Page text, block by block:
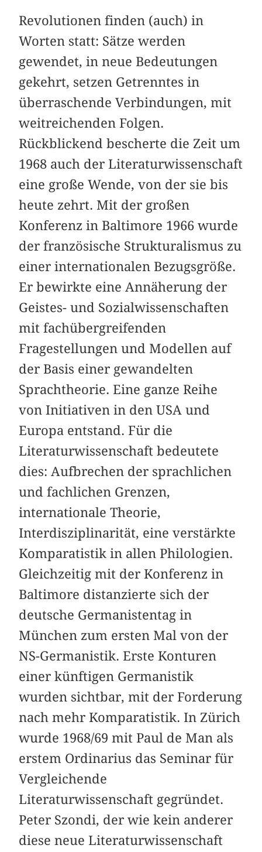
Revolutionen finden (auch) in
Worten statt: Sätze werden
gewendet, in neue Bedeutungen
gekehrt, setzen Getrenntes in
überraschende Verbindungen, mit
weitreichenden Folgen.
Rückblickend bescherte die Zeit um
1968 auch der Literaturwissenschaft
eine große Wende, von der sie bis
heute zehrt. Mit der großen
Konferenz in Baltimore 1966 wurde
der französische Strukturalismus zu
einer internationalen Bezugsgröße.
Er bewirkte eine Annäherung der
Geistes- und Sozialwissenschaften
mit fachübergreifenden
Fragestellungen und Modellen auf
der Basis einer gewandelten
Sprachtheorie. Eine ganze Reihe
von Initiativen in den USA und
Europa entstand. Für die
Literaturwissenschaft bedeutete
dies: Aufbrechen der sprachlichen
und fachlichen Grenzen,
internationale Theorie,
Interdisziplinarität, eine verstärkte
Komparatistik in allen Philologien.
Gleichzeitig mit der Konferenz in
Baltimore distanzierte sich der
deutsche Germanistentag in
München zum ersten Mal von der
NS-Germanistik. Erste Konturen
einer künftigen Germanistik
wurden sichtbar, mit der Forderung
nach mehr Komparatistik. In Zürich
wurde 1968/69 mit Paul de Man als
erstem Ordinarius das Seminar für
Vergleichende
Literaturwissenschaft gegründet.
Peter Szondi, der wie kein anderer
diese neue Literaturwissenschaft